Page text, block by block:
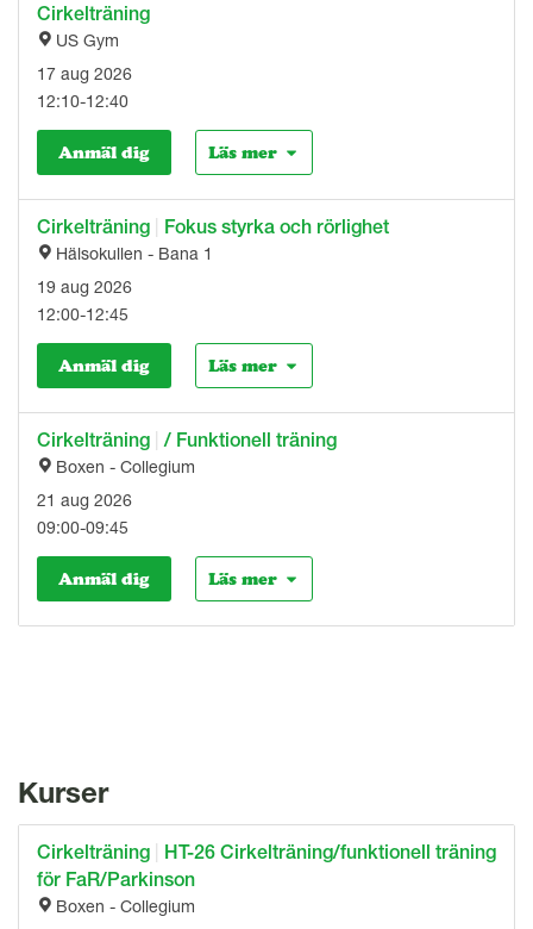
Cirkelträning
US Gym
17 aug 2026
12:10-12:40
Anmäl dig Läs mer
Cirkelträning Fokus styrka och rörlighet
Hälsokullen - Bana 1
19 aug 2026
12:00-12:45
Anmäl dig Läs mer
Cirkelträning / Funktionell träning
Boxen - Collegium
21 aug 2026
09:00-09:45
Anmäl dig Läs mer
Kurser
Cirkelträning
HT-26 Cirkelträning/funktionell träning
för FaR/Parkinson
Boxen - Collegium